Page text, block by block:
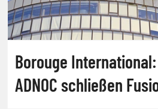
Borouge International:
ADNOC schließen